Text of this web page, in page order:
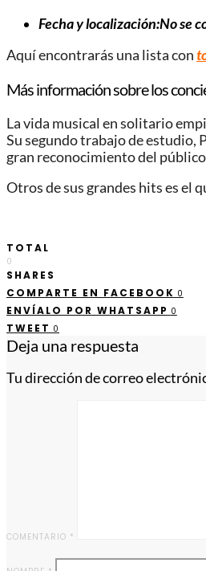
Fecha y localización:No se
Aquí encontrarás una lista con
Más información sobre los
La vida musical en solitario
Su segundo trabajo de estudio,
gran reconocimiento del
Otros de sus grandes hits es el
TOTAL
0
SHARES
COMPARTE EN FACEBOOK 0
ENVÍALO POR WHATSAPP 0
TWEET 0
Deja una respuesta
Tu dirección de correo
COMENTARIO *